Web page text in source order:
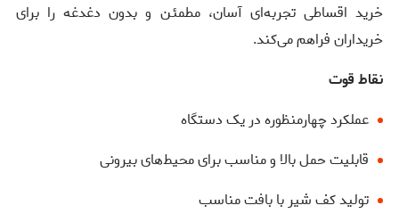
خرید اقساطی تجربه‌ای آسان، مطمئن و بدون دغدغه را برای
خریداران فراهم می‌کند.
نقاط قوت
عملکرد چهارمنظوره در یک دستگاه
قابلیت حمل بالا و مناسب برای محیط‌های بیرونی
تولید کف شیر با بافت مناسب